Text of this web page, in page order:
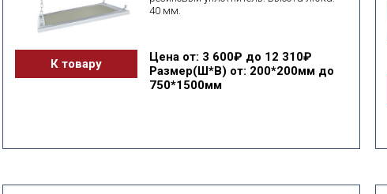
40 мм.
К товару Цена от: 3 600₽ до 12 310₽
Размер(Ш*В) от: 200*200мм до
750*1500мм